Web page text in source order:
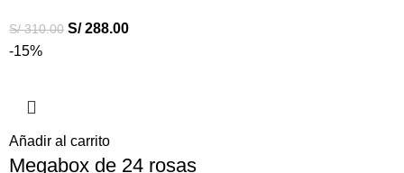
S/310.00 S/288.00
-15%
Añadir al carrito
Megabox de 24 rosas